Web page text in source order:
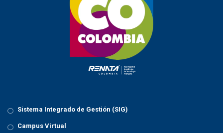
Sistema Integrado de Gestión (SIG)
Campus Virtual